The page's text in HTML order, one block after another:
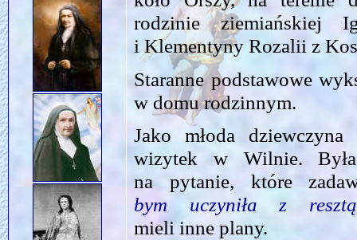
rodzinie ziemiańskiej
i Klementyny Rozalii z
Staranne podstawowe
w domu rodzinnym.
Jako młoda
wizytek w Wilnie.
na pytanie, które
bym uczyniła z
mieli inne plany.